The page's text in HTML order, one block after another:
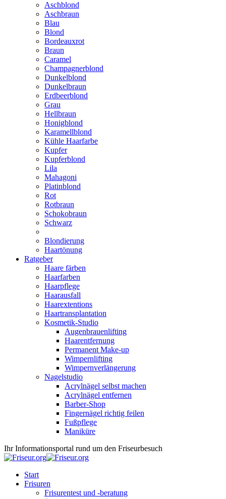
Aschblond
Aschbraun
Blau
Blond
Bordeauxrot
Braun
Caramel
Champagnerblond
Dunkelblond
Dunkelbraun
Erdbeerblond
Grau
Hellbraun
Honigblond
Karamellblond
Kühle Haarfarbe
Kupfer
Kupferblond
Lila
Mahagoni
Platinblond
Rot
Rotbraun
Schokobraun
Schwarz
Blondierung
Haartönung
Ratgeber
Haare färben
Haarfarben
Haarpflege
Haarausfall
Haarextentions
Haartransplantation
Kosmetik-Studio
Augenbrauenlifting
Haarentfernung
Permanent Make-up
Wimpernlifting
Wimpernverlängerung
Nagelstudio
Acrylnägel selbst machen
Acrylnägel entfernen
Barber-Shop
Fingernägel richtig feilen
Fußpflege
Maniküre
Ihr Informationsportal rund um den Friseurbesuch
Start
Frisuren
Frisurentest und -beratung